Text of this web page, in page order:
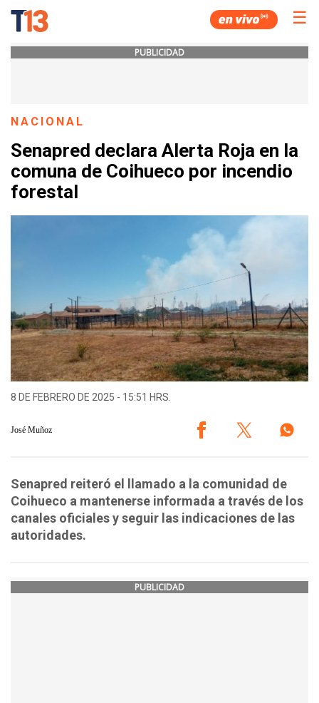
☰
PUBLICIDAD
NACIONAL
Senapred declara Alerta Roja en la
comuna de Coihueco por incendio
forestal
8 DE FEBRERO DE 2025 - 15:51 HRS.
José Muñoz
Senapred reiteró el llamado a la comunidad de
Coihueco a mantenerse informada a través de los
canales oficiales y seguir las indicaciones de las
autoridades.
PUBLICIDAD